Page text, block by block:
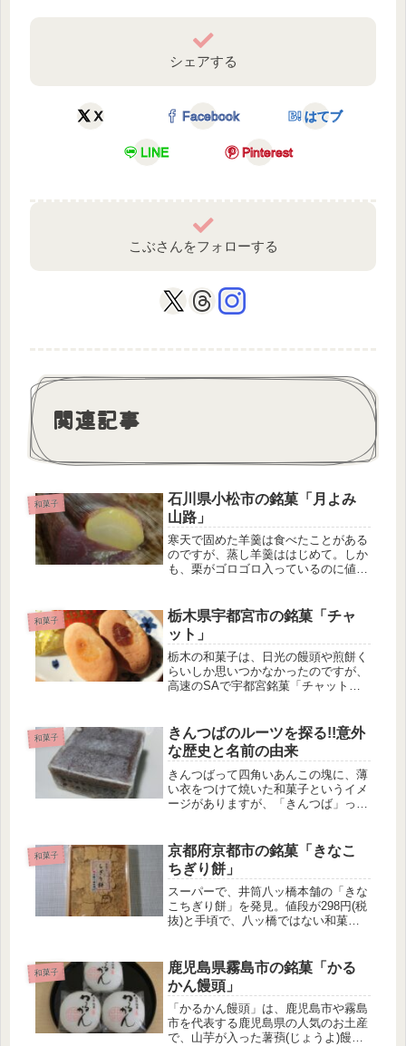
シェアする
X Facebook はてブ
LINE Pinterest
こぶさんをフォローする
関連記事
和菓子
石川県小松市の銘菓「月よみ
山路」
寒天で固めた羊羹は食べたことがある
のですが、蒸し羊羹ははじめて。しか
も、栗がゴロゴロ入っているのに値段
に包まれている 入っている栗は1個丸
ごと 栗は甘露煮を使っている あん...
和菓子
栃木県宇都宮市の銘菓「チャ
ット」
栃木の和菓子は、日光の饅頭や煎餅く
らいしか思いつかなかったのですが、
高速のSAで宇都宮銘菓「チャット」
番土産なんだそうです。昔は銀紙に包
まれていましたが、今は現代風パッケ
ー...
和菓子
きんつばのルーツを探る!!意外
な歴史と名前の由来
きんつばって四角いあんこの塊に、薄
い衣をつけて焼いた和菓子というイメ
ージがありますが、「きんつば」って
のかを想像することもできません。そ
こで、きんつばがどのような和菓子
で、...
和菓子
京都府京都市の銘菓「きなこ
ちぎり餅」
スーパーで、井筒八ッ橋本舗の「きな
こちぎり餅」を発見。値段が298円(税
抜)と手頃で、八ッ橋ではない和菓子
の1口サイズの切り餅 きな粉がたっぷ
りかかっている ニッキの...
和菓子
鹿児島県霧島市の銘菓「かる
かん饅頭」
「かるかん饅頭」は、鹿児島市や霧島
市を代表する鹿児島県の人気のお土産
で、山芋が入った薯蕷(じょうよ)饅頭